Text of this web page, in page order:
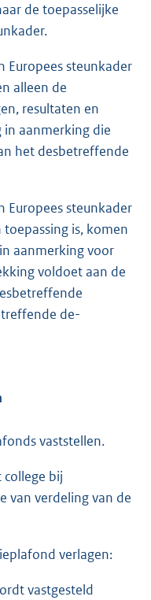
de toepasselijke
Europees steunkader
alleen de
resultaten en
aanmerking die
het desbetreffende
Europees steunkader
is, komen
aanmerking voor
voldoet aan de
de-
vaststellen.
bij
van verdeling van de
verlagen:
vastgesteld